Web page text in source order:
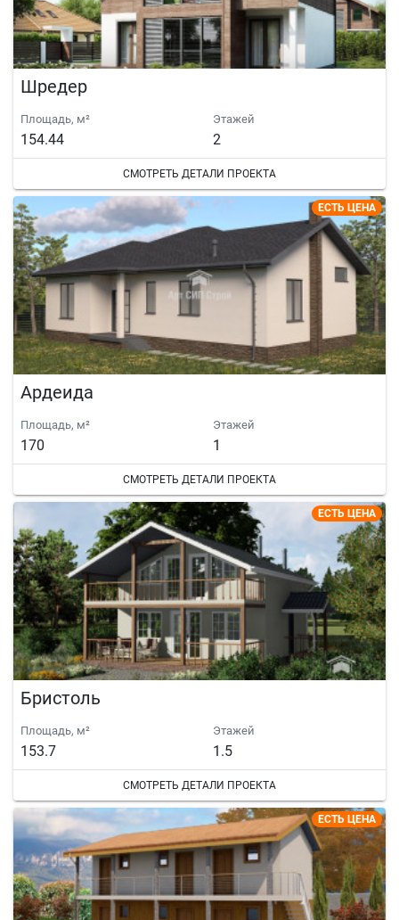
Шредер
Площадь, м²
154.44
Этажей
2
СМОТРЕТЬ ДЕТАЛИ ПРОЕКТА
ЕСТЬ ЦЕНА
Ардеида
Площадь, м²
170
Этажей
1
СМОТРЕТЬ ДЕТАЛИ ПРОЕКТА
ЕСТЬ ЦЕНА
Бристоль
Площадь, м²
153.7
Этажей
1.5
СМОТРЕТЬ ДЕТАЛИ ПРОЕКТА
ЕСТЬ ЦЕНА